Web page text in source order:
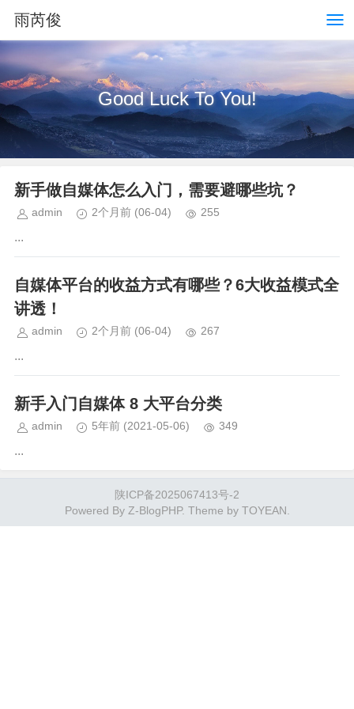
雨芮俊
Good Luck To You!
新手做自媒体怎么入门，需要避哪些坑？
admin 2个月前 (06-04) 255
...
自媒体平台的收益方式有哪些？6大收益模式全
讲透！
admin 2个月前 (06-04) 267
...
新手入门自媒体 8 大平台分类
admin 5年前 (2021-05-06) 349
...
陕ICP备2025067413号-2
Powered By Z-BlogPHP. Theme by TOYEAN